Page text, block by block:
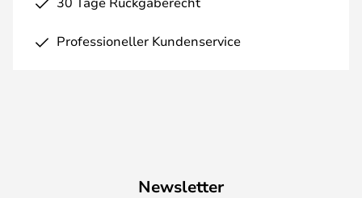
Professioneller Kundenservice
Newsletter